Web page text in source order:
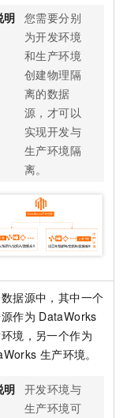
明 您需要分别
为开发环境
和生产环境
创建物理隔
离的数据
源，才可以
实现开发与
生产环境隔
离。
据源中，其中一个
作为 DataWorks
境，另一个作为
生产环境。
明 开发环境与
生产环境可